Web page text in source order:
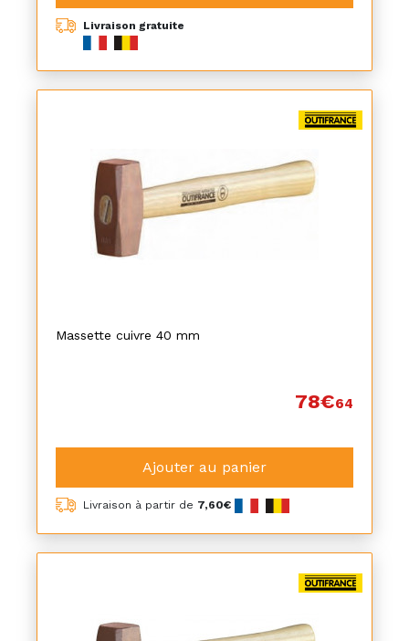
Livraison gratuite
Massette cuivre 40 mm
78€64
Ajouter au panier
Livraison à partir de 7,60€